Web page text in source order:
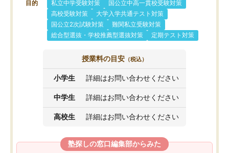
目的 私立中学受験対策
国公立中高一貫校受験対策
高校受験対策
大学入学共通テスト対策
国公立2次試験対策
難関私立受験対策
総合型選抜・学校推薦型選抜対策
定期テスト対策
授業料の目安 （税込）
小学生 詳細はお問い合わせください
中学生 詳細はお問い合わせください
高校生 詳細はお問い合わせください
塾探しの窓口編集部からみた